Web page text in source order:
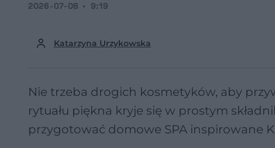
Katarzyna Urzykowska
2026-07-08 9:19
Nie trzeba drogich kosmetyków, aby
rytuału piękna kryje się w prostym
przygotować domowe SPA inspirowane